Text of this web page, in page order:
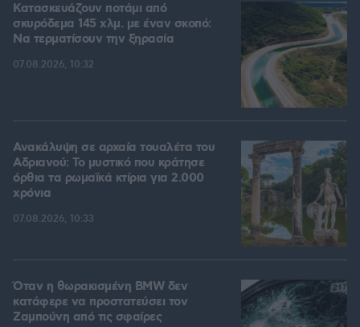
Κατασκευάζουν ποτάμι από
σκυρόδεμα 145 χλμ. με έναν σκοπό:
Να τερματίσουν την ξηρασία
07.08.2026, 10:32
Ανακάλυψη σε αρχαία τουαλέτα του
Αδριανού: Το μυστικό που κράτησε
όρθια τα ρωμαϊκά κτίρια για 2.000
χρόνια
07.08.2026, 10:33
Όταν η θωρακισμένη BMW δεν
κατάφερε να προστατεύσει τον
Ζαμπούνη από τις σφαίρες